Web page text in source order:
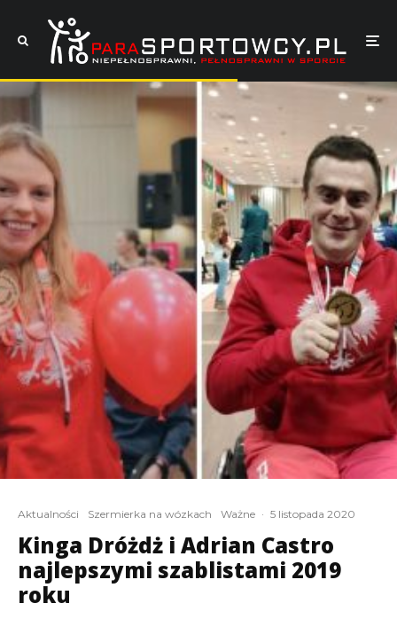
Aktualności Szermierka na wózkach Ważne · 5 listopada 2020
Kinga Dróżdż i Adrian Castro
najlepszymi szablistami 2019
roku